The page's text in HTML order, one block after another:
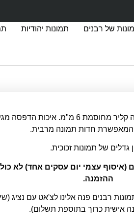
של רבנים תמונות יהודיות
הדפסה על זכוכית אקסטרה קליר מחוסמת 6 מ"מ. איכות
גדלים של תמונות זכוכית.
ימי עסקים (איסוף עצמי יום עסקים אחד) לא
ההזמנה.
רבנים פנה אלינו לצ'אט עם נציג
אישית כרוך בתוספת תשלום).